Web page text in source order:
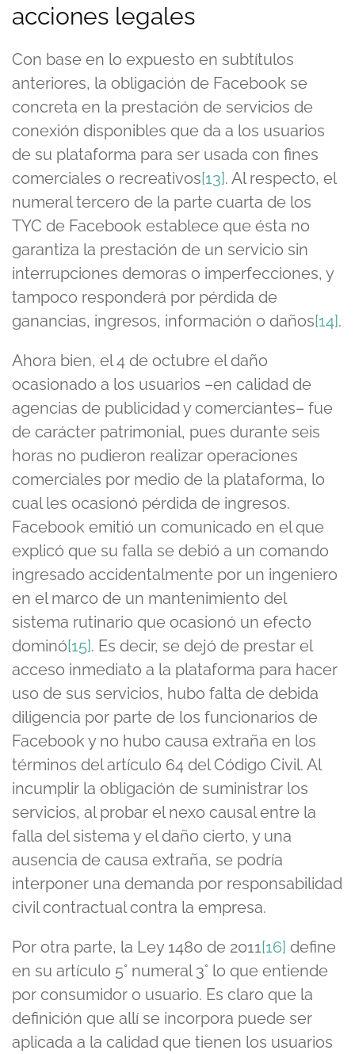
acciones legales
Con base en lo expuesto en subtítulos
anteriores, la obligación de Facebook se
concreta en la prestación de servicios de
conexión disponibles que da a los usuarios
de su plataforma para ser usada con fines
comerciales o recreativos[13]. Al respecto, el
numeral tercero de la parte cuarta de los
TYC de Facebook establece que ésta no
garantiza la prestación de un servicio sin
interrupciones demoras o imperfecciones, y
tampoco responderá por pérdida de
ganancias, ingresos, información o daños[14].
Ahora bien, el 4 de octubre el daño
ocasionado a los usuarios –en calidad de
agencias de publicidad y comerciantes– fue
de carácter patrimonial, pues durante seis
horas no pudieron realizar operaciones
comerciales por medio de la plataforma, lo
cual les ocasionó pérdida de ingresos.
Facebook emitió un comunicado en el que
explicó que su falla se debió a un comando
ingresado accidentalmente por un ingeniero
en el marco de un mantenimiento del
sistema rutinario que ocasionó un efecto
dominó[15]. Es decir, se dejó de prestar el
acceso inmediato a la plataforma para hacer
uso de sus servicios, hubo falta de debida
diligencia por parte de los funcionarios de
Facebook y no hubo causa extraña en los
términos del artículo 64 del Código Civil. Al
incumplir la obligación de suministrar los
servicios, al probar el nexo causal entre la
falla del sistema y el daño cierto, y una
ausencia de causa extraña, se podría
interponer una demanda por responsabilidad
civil contractual contra la empresa.
Por otra parte, la Ley 1480 de 2011[16] define
en su artículo 5° numeral 3° lo que entiende
por consumidor o usuario. Es claro que la
definición que allí se incorpora puede ser
aplicada a la calidad que tienen los usuarios